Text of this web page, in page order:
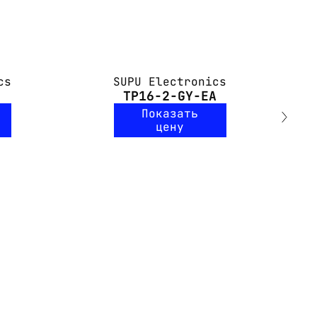
SUPU Electronics
TP16-2-GY-EA
Показать
цену